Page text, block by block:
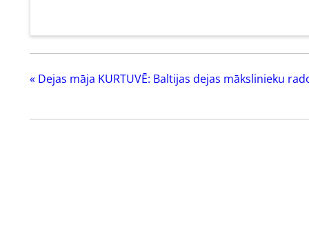
« Dejas māja KURTUVĒ: Baltijas dejas mākslinieku